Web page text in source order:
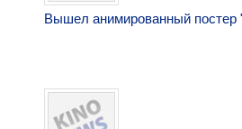
Вышел анимированный постер